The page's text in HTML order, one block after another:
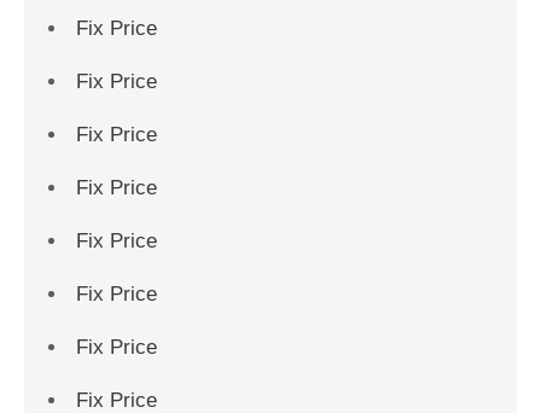
Fix Price
Fix Price
Fix Price
Fix Price
Fix Price
Fix Price
Fix Price
Fix Price